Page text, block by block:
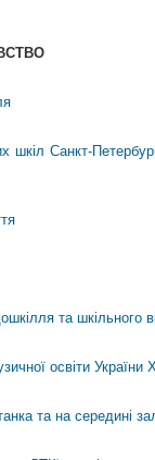
шкіл Санкт-
та шкільного
освіти України
та на середині